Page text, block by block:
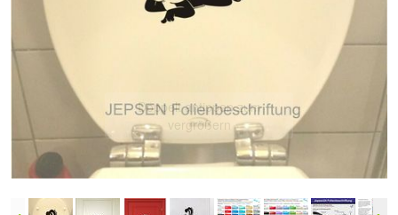
Doppelt antippen zum
vergrößern